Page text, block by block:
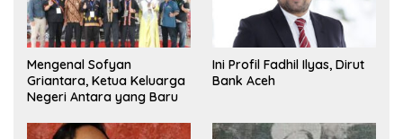
Mengenal Sofyan
Griantara, Ketua Keluarga
Negeri Antara yang Baru
Ini Profil Fadhil Ilyas, Dirut
Bank Aceh